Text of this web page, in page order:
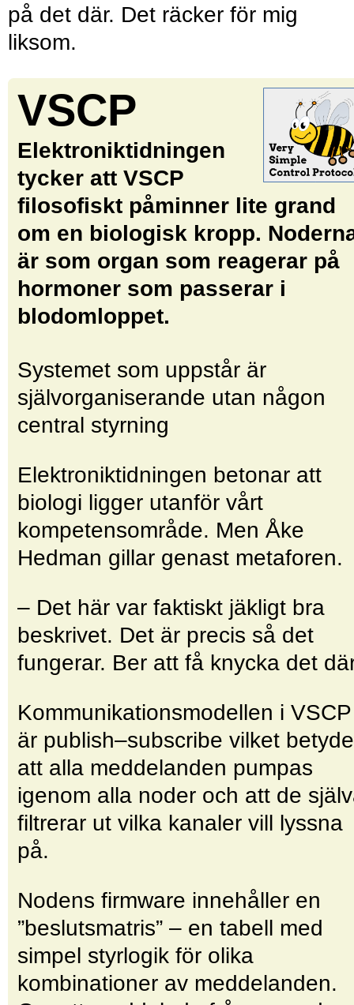
på det där. Det räcker för mig
liksom.
VSCP
Elektroniktidningen
tycker att VSCP
filosofiskt påminner lite grand
om en biologisk kropp.
är som organ som reagerar på
hormoner som ­passerar i
blodomloppet.
Systemet som uppstår är
självorganiserande utan någon
central styrning
Elektroniktidningen betonar att
biologi ligger utanför vårt
kompetensområde. Men Åke
Hedman gillar genast metaforen.
– Det här var faktiskt jäkligt bra
beskrivet. Det är precis så det
fungerar. Ber att få knycka det
Kommunikationsmodellen i VSCP
är publish–subscribe vilket
att alla meddelanden pumpas
igenom alla noder och att de
filtrerar ut vilka kanaler vill lyssna
på.
Nodens firmware innehåller en
”beslutsmatris” – en tabell med
simpel styrlogik för olika
kombinationer av meddelanden.